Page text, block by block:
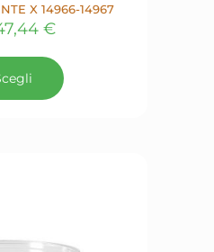
X 14966-14967
€